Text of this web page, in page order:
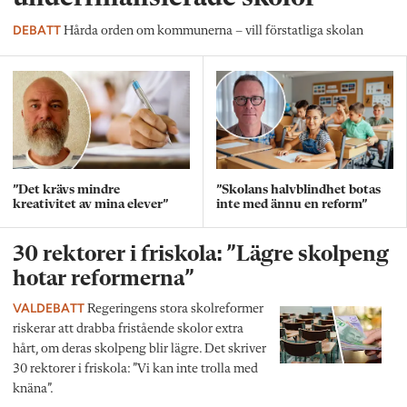
DEBATT Hårda orden om kommunerna – vill förstatliga skolan
”Det krävs mindre
kreativitet av mina elever”
”Skolans halvblindhet botas
inte med ännu en reform”
30 rektorer i friskola: ”Lägre skolpeng
hotar reformerna”
VALDEBATT Regeringens stora skolreformer
riskerar att drabba fristående skolor extra
hårt, om deras skolpeng blir lägre. Det skriver
30 rektorer i friskola: ”Vi kan inte trolla med
knäna”.